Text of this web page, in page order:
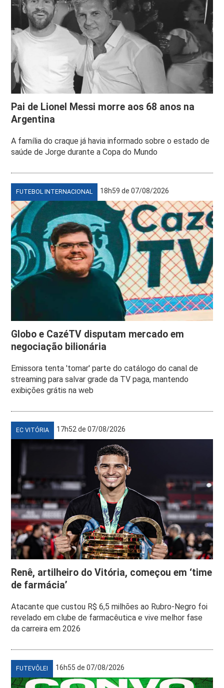
Pai de Lionel Messi morre aos 68 anos na
Argentina
A família do craque já havia informado sobre o estado de
saúde de Jorge durante a Copa do Mundo
FUTEBOL INTERNACIONAL 18h59 de 07/08/2026
Globo e CazéTV disputam mercado em
negociação bilionária
Emissora tenta 'tomar' parte do catálogo do canal de
streaming para salvar grade da TV paga, mantendo
exibições grátis na web
EC VITÓRIA 17h52 de 07/08/2026
Renê, artilheiro do Vitória, começou em ‘time
de farmácia’
Atacante que custou R$ 6,5 milhões ao Rubro-Negro foi
revelado em clube de farmacêutica e vive melhor fase
da carreira em 2026
FUTEVÔLEI 16h55 de 07/08/2026